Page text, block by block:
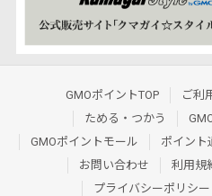
GMOポイントTOP ご利
ためる・つかう
GMOポイントモール
ポイント
お問い合わせ
利用規
プライバシーポリシー